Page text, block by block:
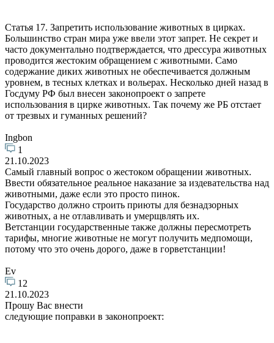
Статья 17. Запретить использование животных в цирках.
Большинство стран мира уже ввели этот запрет. Не секрет и
часто документально подтверждается, что дрессура животных
проводится жестоким обращением с животными. Само
содержание диких животных не обеспечивается должным
уровнем, в тесных клетках​ и вольерах. Несколько дней назад в
Госдуму РФ был внесен законопроект о запрете
использования в цирке животных. Так почему же РБ отстает
от трезвых и гуманных​ решений?
Ingbon
1
21.10.2023
Самый главный вопрос о жестоком обращении животных.
Ввести обязательное реальное наказание за издевательства над
животными, даже если это просто пинок.
Государство должно строить приюты для безнадзорных
животных, а не отлавливать и умерщвлять их.
Ветстанции государственные также должны пересмотреть
тарифы, многие животные не могут получить медпомощи,
потому что это очень дорого, даже в горветстанции!
Ev
12
21.10.2023
Прошу Вас внести
следующие поправки в законопроект: